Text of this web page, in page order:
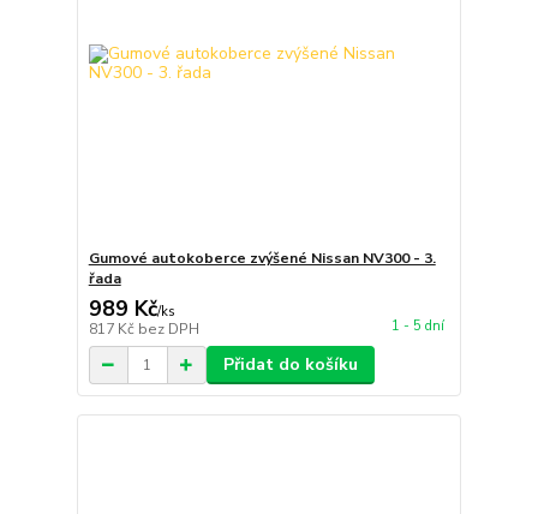
Gumové autokoberce zvýšené Nissan NV300 - 3.
řada
989 Kč/ks
817 Kč bez DPH 1 - 5 dní
Přidat do košíku